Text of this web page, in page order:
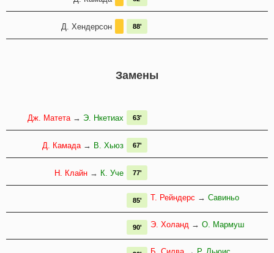
Д. Хендерсон 88'
Замены
Дж. Матета→ Э. Нкетиах 63'
Д. Камада→ В. Хьюз 67'
Н. Клайн → К. Уче 77'
Т. Рейндерс → Савиньо
85'
Э. Холанд → О. Мармуш
90'